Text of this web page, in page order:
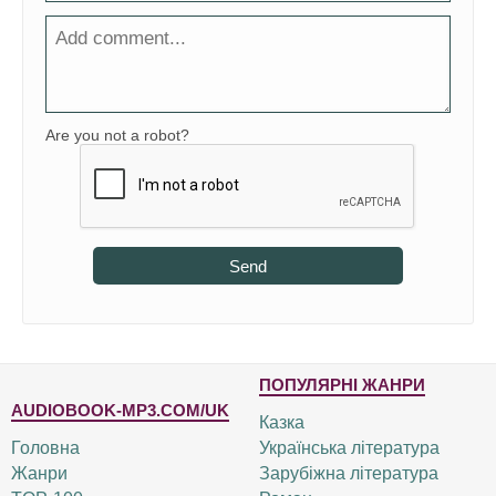
Are you not a robot?
Send
AUDIOBOOK-MP3.COM/UK
Головна
Жанри
ПОПУЛЯРНІ ЖАНРИ
Казка
Українська література
Зарубіжна література